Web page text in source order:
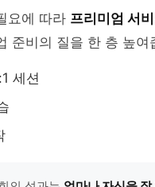
요에 따라 프리미엄 서
준비의 질을 한 층 높여
세션